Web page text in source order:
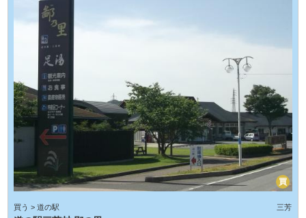
買
買う > 道の駅 三芳